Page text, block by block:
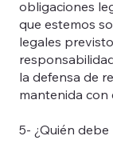
obligaciones
que estemos
legales
la defensa de
mantenida con
5- ¿Quién